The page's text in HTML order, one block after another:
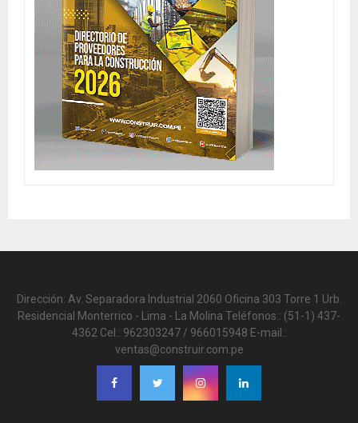
Dirección: Av. Separadora Industrial 2060 Oficina 303 Torre 1 Urb.
Residencial Monterrico - Lima - La Molina Teléfonos.: (51-1) 437-
4362 Cel.: 962303247 / 966015948 E-mail.:
ventas@construir.com.pe